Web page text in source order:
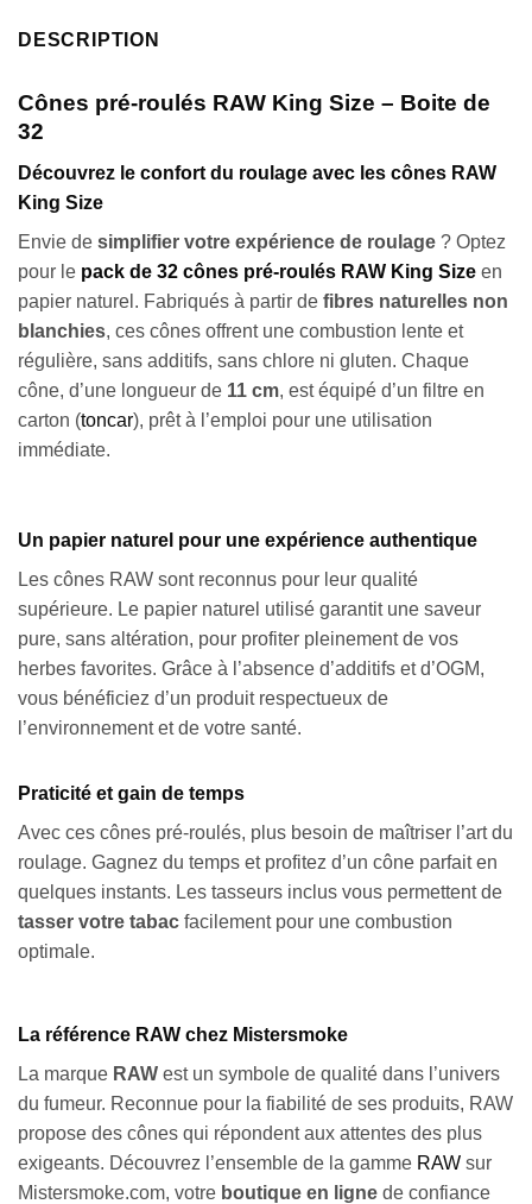
DESCRIPTION
Cônes pré-roulés RAW King Size – Boite de
32
Découvrez le confort du roulage avec les cônes RAW
King Size
Envie de simplifier votre expérience de roulage ? Optez
pour le pack de 32 cônes pré-roulés RAW King Size en
papier naturel. Fabriqués à partir de fibres naturelles non
blanchies, ces cônes offrent une combustion lente et
régulière, sans additifs, sans chlore ni gluten. Chaque
cône, d’une longueur de 11 cm, est équipé d’un filtre en
carton (toncar), prêt à l’emploi pour une utilisation
immédiate.
Un papier naturel pour une expérience authentique
Les cônes RAW sont reconnus pour leur qualité
supérieure. Le papier naturel utilisé garantit une saveur
pure, sans altération, pour profiter pleinement de vos
herbes favorites. Grâce à l’absence d’additifs et d’OGM,
vous bénéficiez d’un produit respectueux de
l’environnement et de votre santé.
Praticité et gain de temps
Avec ces cônes pré-roulés, plus besoin de maîtriser l’art du
roulage. Gagnez du temps et profitez d’un cône parfait en
quelques instants. Les tasseurs inclus vous permettent de
tasser votre tabac facilement pour une combustion
optimale.
La référence RAW chez Mistersmoke
La marque RAW est un symbole de qualité dans l’univers
du fumeur. Reconnue pour la fiabilité de ses produits, RAW
propose des cônes qui répondent aux attentes des plus
exigeants. Découvrez l’ensemble de la gamme RAW sur
Mistersmoke.com, votre boutique en ligne de confiance